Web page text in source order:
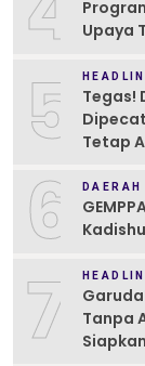
Upaya
5
Tegas!
Tetap
6 DAERAH
7
Tanpa